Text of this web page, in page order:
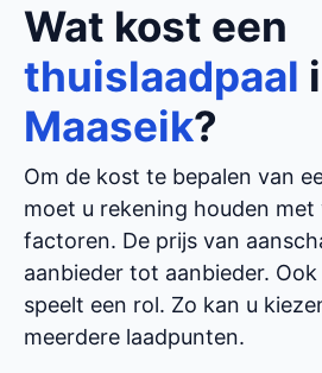
Wat kost een
thuislaadpaal
Maaseik?
Om de kost te bepalen van
moet u rekening houden met
factoren. De prijs van
aanbieder tot aanbieder.
speelt een rol. Zo kan u
meerdere laadpunten.